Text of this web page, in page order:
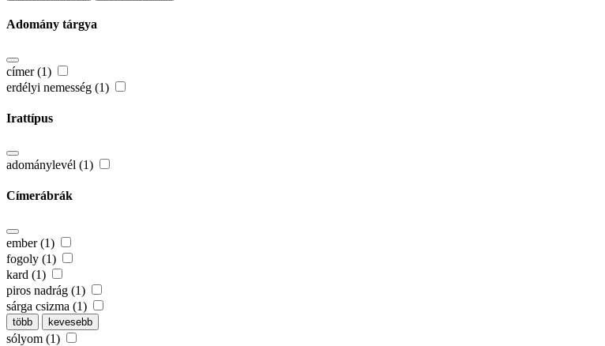
Adomány tárgya
címer (1)
erdélyi nemesség (1)
Irattípus
adománylevél (1)
Címerábrák
ember (1)
fogoly (1)
kard (1)
piros nadrág (1)
sárga csizma (1)
több kevesebb
sólyom (1)